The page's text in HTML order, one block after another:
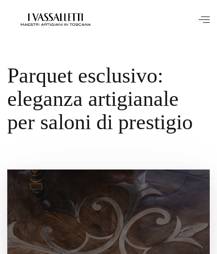
Parquet esclusivo:
eleganza artigianale
per saloni di prestigio